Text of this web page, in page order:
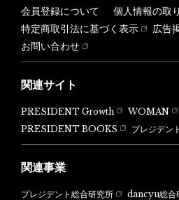
会員登録について
個人情報の取
特定商取引法に基づく表示
広告
お問い合わせ
関連サイト
PRESIDENT Growth WOMAN
PRESIDENT BOOKS
プレジデ
関連事業
プレジデント総合研究所 dancyu総合